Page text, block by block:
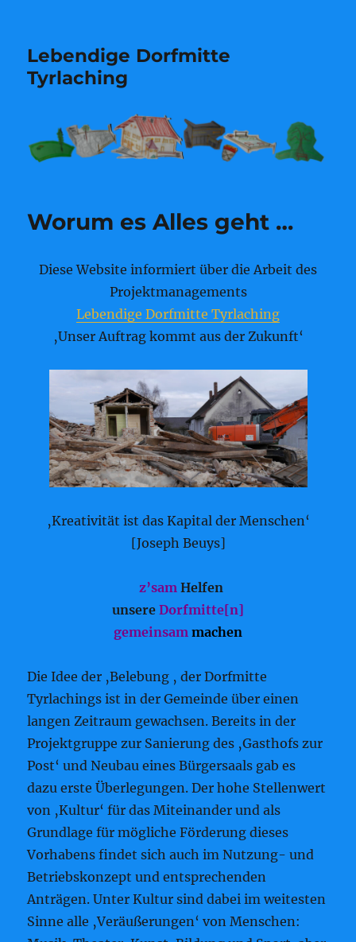
Lebendige Dorfmitte
Tyrlaching
Worum es Alles geht …
Diese Website informiert über die Arbeit des
Projektmanagements
Lebendige Dorfmitte Tyrlaching
‚Unser Auftrag kommt aus der Zukunft‘
‚Kreativität ist das Kapital der Menschen‘
[Joseph Beuys]
z’sam Helfen
unsere Dorfmitte[n]
gemeinsam machen
Die Idee der ‚Belebung ‚ der Dorfmitte
Tyrlachings ist in der Gemeinde über einen
langen Zeitraum gewachsen. Bereits in der
Projektgruppe zur Sanierung des ‚Gasthofs zur
Post‘ und Neubau eines Bürgersaals gab es
dazu erste Überlegungen. Der hohe Stellenwert
von ‚Kultur‘ für das Miteinander und als
Grundlage für mögliche Förderung dieses
Vorhabens findet sich auch im Nutzung- und
Betriebskonzept und entsprechenden
Anträgen. Unter Kultur sind dabei im weitesten
Sinne alle ‚Veräußerungen‘ von Menschen: